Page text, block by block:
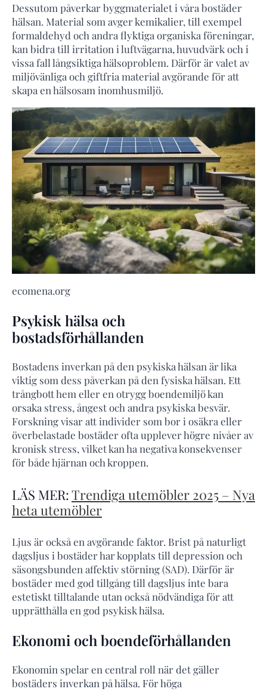
Dessutom påverkar byggmaterialet i våra bostäder
hälsan. Material som avger kemikalier, till exempel
formaldehyd och andra flyktiga organiska föreningar,
kan bidra till irritation i luftvägarna, huvudvärk och i
vissa fall långsiktiga hälsoproblem. Därför är valet av
miljövänliga och giftfria material avgörande för att
skapa en hälsosam inomhusmiljö.
ecomena.org
Psykisk hälsa och
bostadsförhållanden
Bostadens inverkan på den psykiska hälsan är lika
viktig som dess påverkan på den fysiska hälsan. Ett
trångbott hem eller en otrygg boendemiljö kan
orsaka stress, ångest och andra psykiska besvär.
Forskning visar att individer som bor i osäkra eller
överbelastade bostäder ofta upplever högre nivåer av
kronisk stress, vilket kan ha negativa konsekvenser
för både hjärnan och kroppen.
LÄS MER:Trendiga utemöbler 2025 – Nya
heta utemöbler
Ljus är också en avgörande faktor. Brist på naturligt
dagsljus i bostäder har kopplats till depression och
säsongsbunden affektiv störning (SAD). Därför är
bostäder med god tillgång till dagsljus inte bara
estetiskt tilltalande utan också nödvändiga för att
upprätthålla en god psykisk hälsa.
Ekonomi och boendeförhållanden
Ekonomin spelar en central roll när det gäller
bostäders inverkan på hälsa. För höga